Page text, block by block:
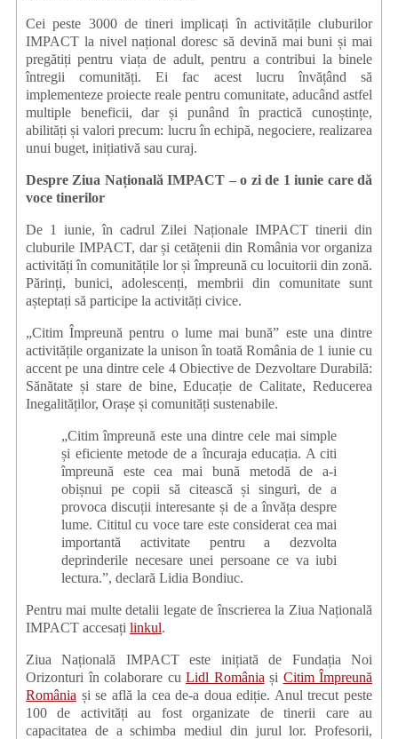
Cei peste 3000 de tineri implicați în activitățile cluburilor
IMPACT la nivel național doresc să devină mai buni și mai
pregătiți pentru viața de adult, pentru a contribui la binele
întregii comunități. Ei fac acest lucru învățând să
implementeze proiecte reale pentru comunitate, aducând astfel
multiple beneficii, dar și punând în practică cunoștințe,
abilități și valori precum: lucru în echipă, negociere, realizarea
unui buget, inițiativă sau curaj.
Despre Ziua Națională IMPACT – o zi de 1 iunie care dă
voce tinerilor
De 1 iunie, în cadrul Zilei Naționale IMPACT tinerii din
cluburile IMPACT, dar și cetățenii din România vor organiza
activități în comunitățile lor și împreună cu locuitorii din zonă.
Părinți, bunici, adolescenți, membrii din comunitate sunt
așteptați să participe la activități civice.
„Citim Împreună pentru o lume mai bună” este una dintre
activitățile organizate la unison în toată România de 1 iunie cu
accent pe una dintre cele 4 Obiective de Dezvoltare Durabilă:
Sănătate și stare de bine, Educație de Calitate, Reducerea
Inegalităților, Orașe și comunități sustenabile.
„Citim împreună este una dintre cele mai simple
și eficiente metode de a încuraja educația. A citi
împreună este cea mai bună metodă de a-i
obișnui pe copii să citească și singuri, de a
provoca discuții interesante și de a învăța despre
lume. Cititul cu voce tare este considerat cea mai
importantă activitate pentru a dezvolta
deprinderile necesare unei persoane ce va iubi
lectura.”, declară Lidia Bondiuc.
Pentru mai multe detalii legate de înscrierea la Ziua Națională
IMPACT accesați linkul.
Ziua Națională IMPACT este inițiată de Fundația Noi
Orizonturi în colaborare cu Lidl România și Citim Împreună
România și se află la cea de-a doua ediție. Anul trecut peste
100 de activități au fost organizate de tinerii care au
capacitatea de a schimba mediul din jurul lor. Profesorii,